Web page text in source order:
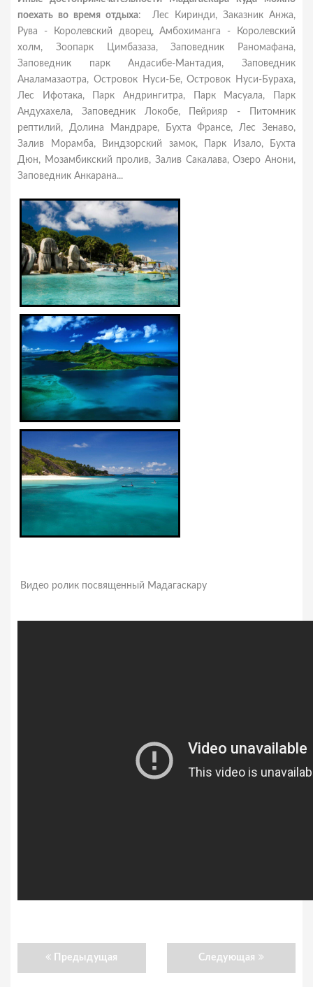
поехать во время отдыха: Лес Киринди, Заказник Анжа,
Рува - Королевский дворец, Амбохиманга - Королевский
холм, Зоопарк Цимбазаза, Заповедник Раномафана,
Заповедник парк Андасибе-Мантадия, Заповедник
Аналамазаотра, Островок Нуси-Бе, Островок Нуси-Бураха,
Лес Ифотака, Парк Андрингитра, Парк Масуала, Парк
Андухахела, Заповедник Локобе, Пейрияр - Питомник
рептилий, Долина Мандраре, Бухта Франсе, Лес Зенаво,
Залив Морамба, Виндзорский замок, Парк Изало, Бухта
Дюн, Мозамбикский пролив, Залив Сакалава, Озеро Анони,
Заповедник Анкарана...
Видео ролик посвященный Мадагаскару
Предыдущая Следующая